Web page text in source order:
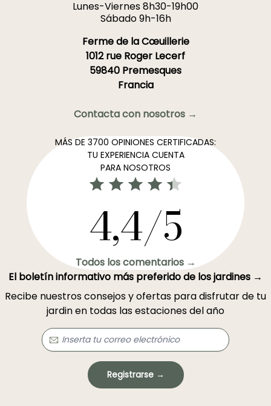
Lunes-Viernes 8h30-19h00
Sábado 9h-16h
Ferme de la Cœuillerie
1012 rue Roger Lecerf
59840 Premesques
Francia
Contacta con nosotros →
MÁS DE 3700 OPINIONES CERTIFICADAS:
TU EXPERIENCIA CUENTA
PARA NOSOTROS
4,4/5
Todos los comentarios →
El boletín informativo más preferido de los jardines →
Recibe nuestros consejos y ofertas para disfrutar de tu
jardin en todas las estaciones del año
Registrarse →